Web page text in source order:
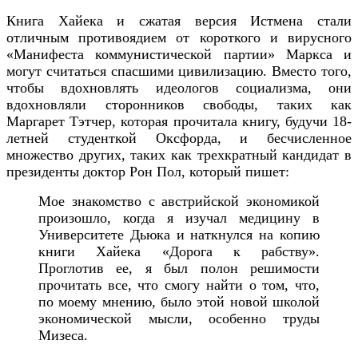
Книга Хайека и сжатая версия Истмена стали
отличным противоядием от короткого и вирусного
«Манифеста коммунистической партии» Маркса и
могут считаться спасшими цивилизацию. Вместо того,
чтобы вдохновлять идеологов социализма, они
вдохновляли сторонников свободы, таких как
Маргарет Тэтчер, которая прочитала книгу, будучи 18-
летней студенткой Оксфорда, и бесчисленное
множество других, таких как трехкратный кандидат в
президенты доктор Рон Пол, который пишет:
Мое знакомство с австрийской экономикой
произошло, когда я изучал медицину в
Университете Дьюка и наткнулся на копию
книги Хайека «Дорога к рабству».
Проглотив ее, я был полон решимости
прочитать все, что смогу найти о том, что,
по моему мнению, было этой новой школой
экономической мысли, особенно труды
Мизеса.